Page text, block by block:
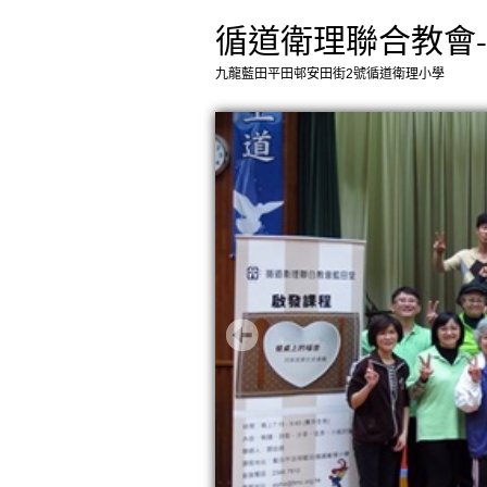
循道衛理聯合教會
九龍藍田平田邨安田街2號循道衛理小學